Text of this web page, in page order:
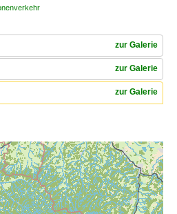
zur Galerie
zur Galerie
zur Galerie